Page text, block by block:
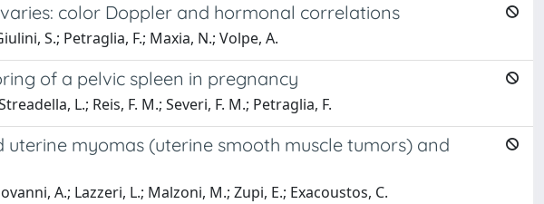
color Doppler and hormonal correlations
S.; Petraglia, F.; Maxia, N.; Volpe, A.
of a pelvic spleen in pregnancy
L.; Reis, F. M.; Severi, F. M.; Petraglia, F.
myomas (uterine smooth muscle tumors) and
A.; Lazzeri, L.; Malzoni, M.; Zupi, E.; Exacoustos, C.